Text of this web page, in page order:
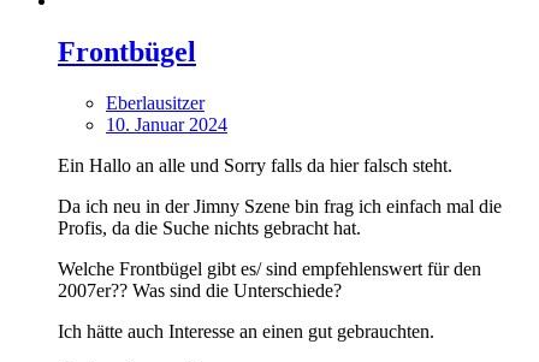
Frontbügel
Eberlausitzer
10. Januar 2024
Ein Hallo an alle und Sorry falls da hier falsch steht.
Da ich neu in der Jimny Szene bin frag ich einfach mal die
Profis, da die Suche nichts gebracht hat.
Welche Frontbügel gibt es/ sind empfehlenswert für den
2007er?? Was sind die Unterschiede?
Ich hätte auch Interesse an einen gut gebrauchten.